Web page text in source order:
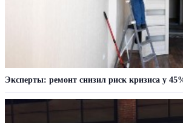
Эксперты: ремонт снизил риск кризиса у